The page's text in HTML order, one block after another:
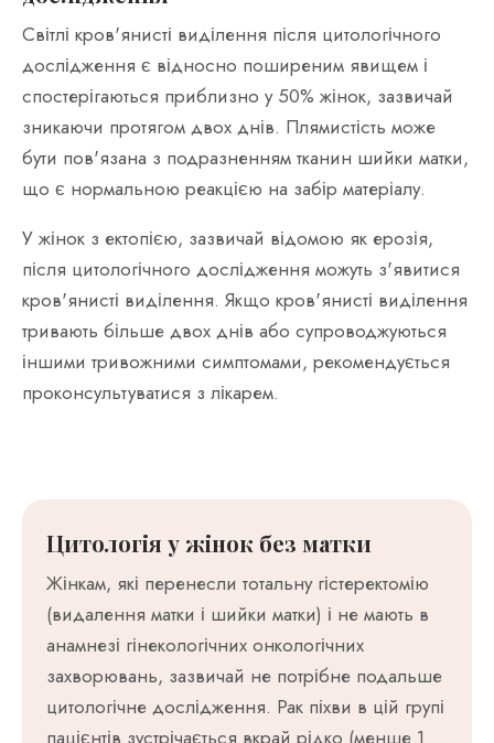
Світлі кров'янисті виділення після цитологічного
дослідження є відносно поширеним явищем і
спостерігаються приблизно у 50% жінок, зазвичай
зникаючи протягом двох днів. Плямистість може
бути пов'язана з подразненням тканин шийки матки,
що є нормальною реакцією на забір матеріалу.
У жінок з ектопією, зазвичай відомою як ерозія,
після цитологічного дослідження можуть з'явитися
кров'янисті виділення. Якщо кров'янисті виділення
тривають більше двох днів або супроводжуються
іншими тривожними симптомами, рекомендується
проконсультуватися з лікарем.
Цитологія у жінок без матки
Жінкам, які перенесли тотальну гістеректомію
(видалення матки і шийки матки) і не мають в
анамнезі гінекологічних онкологічних
захворювань, зазвичай не потрібне подальше
цитологічне дослідження. Рак піхви в цій групі
пацієнтів зустрічається вкрай рідко (менше 1